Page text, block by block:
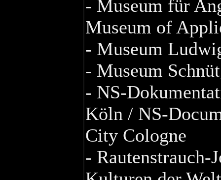
- Museum für
Museum of
- Museum
- Museum
- NS-
Köln / NS-
City Cologne
- Rautenstrauch-